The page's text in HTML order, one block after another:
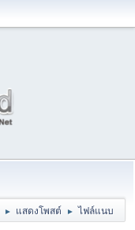
► แสดงโพสต์ ► ไฟล์แนบ